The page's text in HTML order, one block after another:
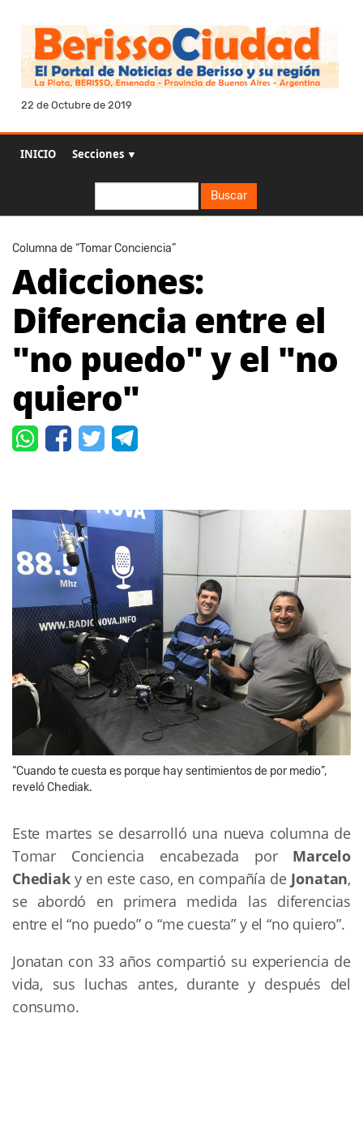
22 de Octubre de 2019
INICIO Secciones ▼
Buscar
Columna de “Tomar Conciencia”
Adicciones:
Diferencia entre el
"no puedo" y el "no
quiero"
“Cuando te cuesta es porque hay sentimientos de por medio”,
reveló Chediak.
Este martes se desarrolló una nueva columna de
Tomar Conciencia encabezada por Marcelo
Chediaky en este caso, en compañía de Jonatan,
se abordó en primera medida las diferencias
entre el “no puedo” o “me cuesta” y el “no quiero”.
Jonatan con 33 años compartió su experiencia de
vida, sus luchas antes, durante y después del
consumo.